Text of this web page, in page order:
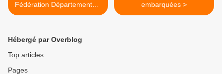
Fédération Départementale
des Chasseurs de Loir-et-
embarquées >
Hébergé par Overblog
Top articles
Pages